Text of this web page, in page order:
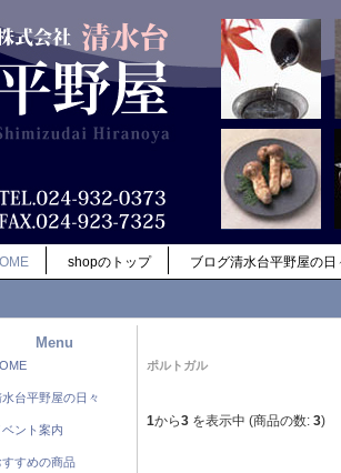
shopのトップ ブログ清水台平野屋の日
Menu
水台平野屋の日々
ベント案内
すすめの商品
ポルトガル
1から3 を表示中 (商品の数: 3)